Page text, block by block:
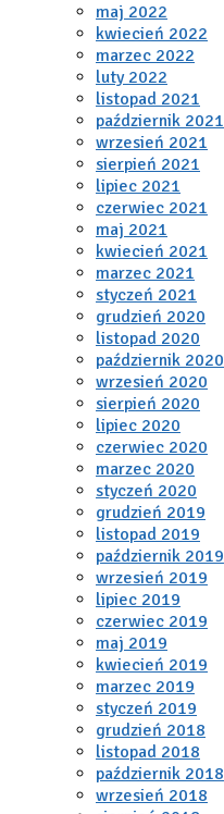
maj 2022
kwiecień 2022
marzec 2022
luty 2022
listopad 2021
październik 2021
wrzesień 2021
sierpień 2021
lipiec 2021
czerwiec 2021
maj 2021
kwiecień 2021
marzec 2021
styczeń 2021
grudzień 2020
listopad 2020
październik 2020
wrzesień 2020
sierpień 2020
lipiec 2020
czerwiec 2020
marzec 2020
styczeń 2020
grudzień 2019
listopad 2019
październik 2019
wrzesień 2019
lipiec 2019
czerwiec 2019
maj 2019
kwiecień 2019
marzec 2019
styczeń 2019
grudzień 2018
listopad 2018
październik 2018
wrzesień 2018